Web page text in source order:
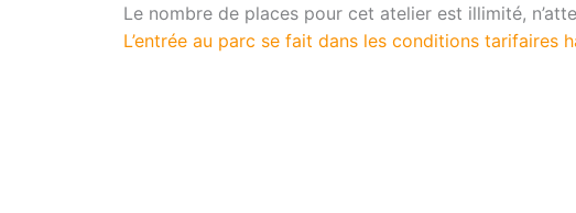
Le nombre de places pour cet atelier est illimité,
L’entrée au parc se fait dans les conditions tarifaires